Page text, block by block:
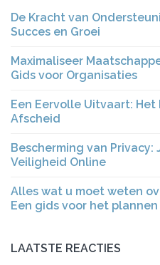
De Kracht van
Succes en Groei
Maximaliseer
Gids voor Organisaties
Een Eervolle Uitvaart:
Afscheid
Bescherming van Privacy:
Veiligheid Online
Alles wat u moet weten
Een gids voor het
LAATSTE REACTIES